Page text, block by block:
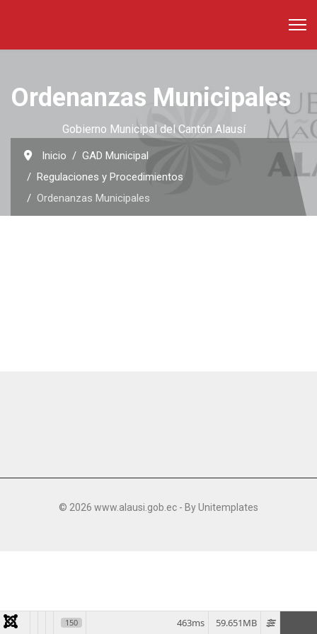
Ordenanzas Municipales
Gobierno Municipal del Cantón Alausí
Inicio
GAD Municipal
Regulaciones y Procedimientos
Ordenanzas Municipales
© 2026 www.alausi.gob.ec - ByUnitemplates
150 59.651MB
463ms